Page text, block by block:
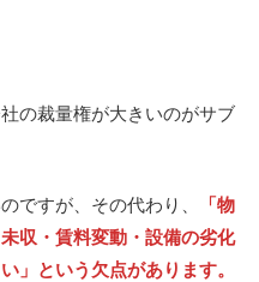
の裁量権が大きいのがサブ
ですが、その代わり、
「物
収・賃料変動・設備の劣化
」という欠点があります。